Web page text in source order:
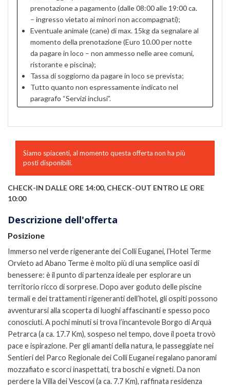
prenotazione a pagamento (dalle 08:00 alle 19:00 ca.
– ingresso vietato ai minori non accompagnati);
Eventuale animale (cane) di max. 15kg da segnalare al
momento della prenotazione (Euro 10.00 per notte
da pagare in loco – non ammesso nelle aree comuni,
ristorante e piscina);
Tassa di soggiorno da pagare in loco se prevista;
Tutto quanto non espressamente indicato nel
paragrafo “Servizi inclusi”.
Siamo spiacenti, al momento questa offerta non ha più
posti disponibili.
CHECK-IN DALLE ORE 14:00, CHECK-OUT ENTRO LE ORE
10:00
Descrizione dell'offerta
Posizione
Immerso nel verde rigenerante dei Colli Euganei, l’Hotel Terme
Orvieto ad Abano Terme è molto più di una semplice oasi di
benessere: è il punto di partenza ideale per esplorare un
territorio ricco di sorprese. Dopo aver goduto delle piscine
termali e dei trattamenti rigeneranti dell’hotel, gli ospiti possono
avventurarsi alla scoperta di luoghi affascinanti e spesso poco
conosciuti.A pochi minuti si trova l’incantevole Borgo di Arquà
Petrarca (a ca. 17.7 Km), sospeso nel tempo, dove il poeta trovò
pace e ispirazione. Per gli amanti della natura, le passeggiate nei
Sentieri del Parco Regionale dei Colli Euganei regalano panorami
mozzafiato e scorci inaspettati, tra boschi e vigneti.Da non
perdere la Villa dei Vescovi (a ca. 7.7 Km), raffinata residenza